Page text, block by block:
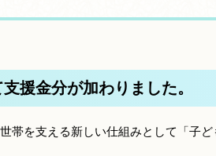
援金分が加わりました。
帯を支える新しい仕組みとして「子